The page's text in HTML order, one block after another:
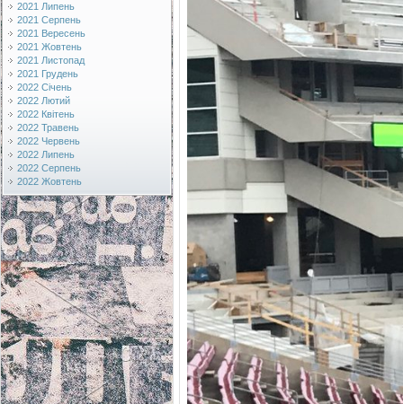
2021 Липень
2021 Серпень
2021 Вересень
2021 Жовтень
2021 Листопад
2021 Грудень
2022 Січень
2022 Лютий
2022 Квітень
2022 Травень
2022 Червень
2022 Липень
2022 Серпень
2022 Жовтень